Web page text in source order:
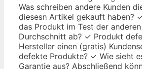
Was schreiben andere Kunden
diesesn Artikel gekauft haben?
das Produkt im Test der
Durchschnitt ab? ✓ Produkt
Hersteller einen (gratis)
defekte Produkte? ✓ Wie sieht
Garantie aus? Abschließend